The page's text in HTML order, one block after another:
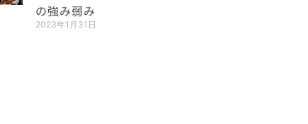
の強み弱み
2023年1月31日